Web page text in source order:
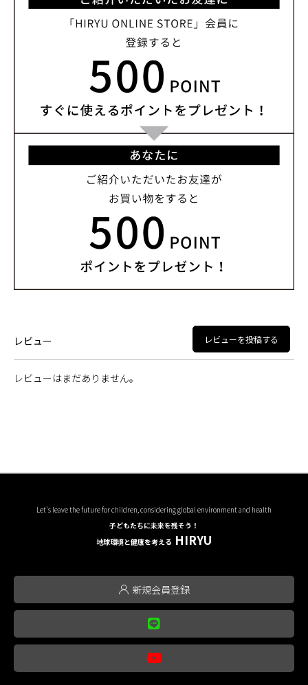
レビュー レビューを投稿する
レビューはまだありません。
Let's leave the future for children, considering global environment and health
子どもたちに未来を残そう！
地球環境と健康を考える HIRYU
新規会員登録